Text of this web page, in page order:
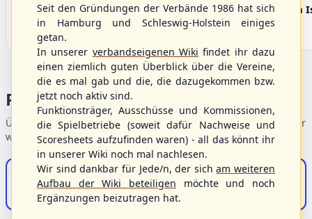
Bargenstedt
Beavers
Elmshorn Alligators Fehmarn
Portalbereiche
Übersicht der Verbandsbereiche – wählen Sie einen Einstieg für
weiterführende Informationen.
S/HBV-Shop
Der Onlineshop des S/HBV
Seit den Gründungen der Verbände 1986 hat sich
in Hamburg und Schleswig-Holstein einiges
getan.
In unserer verbandseigenen Wiki findet ihr dazu
einen ziemlich guten Überblick über die Vereine,
die es mal gab und die, die dazugekommen bzw.
jetzt noch aktiv sind.
Funktionsträger, Ausschüsse und Kommissionen,
die Spielbetriebe (soweit dafür Nachweise und
Scoresheets aufzufinden waren) - all das könnt ihr
in unserer Wiki noch mal nachlesen.
Wir sind dankbar für Jede/n, der sicham weiteren
Aufbau der Wiki beteiligen möchte und noch
Ergänzungen beizutragen hat.